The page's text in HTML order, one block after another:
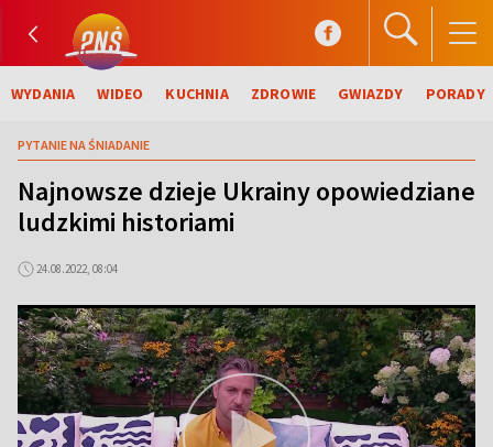
WYDANIA WIDEO KUCHNIA ZDROWIE GWIAZDY PORADY
PYTANIE NA ŚNIADANIE
Najnowsze dzieje Ukrainy opowiedziane
ludzkimi historiami
24.08.2022, 08:04